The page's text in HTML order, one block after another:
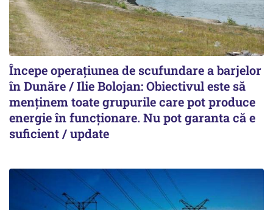
Începe operațiunea de scufundare a barjelor
în Dunăre / Ilie Bolojan: Obiectivul este să
menținem toate grupurile care pot produce
energie în funcționare. Nu pot garanta că e
suficient / update